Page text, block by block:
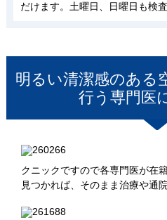
だけます。土曜日、日曜日も検
明るい清潔感のある
行う専門医
クニックですので各専門医が在
見つかれば、そのまま治療や通